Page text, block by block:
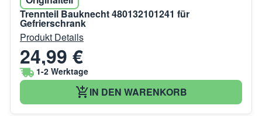
Trennteil Bauknecht 480132101241 für
Gefrierschrank
Produkt Details
24,99 €
1-2 Werktage
IN DEN WARENKORB